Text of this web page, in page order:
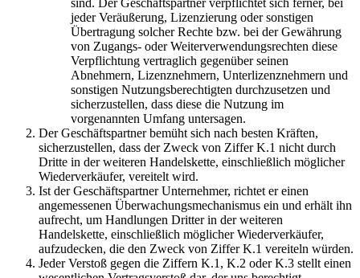
jeder Veräußerung, Lizenzierung oder sonstigen
Übertragung solcher Rechte bzw. bei der Gewährung
von Zugangs- oder Weiterverwendungsrechten diese
Verpflichtung vertraglich gegenüber seinen
Abnehmern, Lizenznehmern, Unterlizenznehmern und
sonstigen Nutzungsberechtigten durchzusetzen und
sicherzustellen, dass diese die Nutzung im
vorgenannten Umfang untersagen.
Der Geschäftspartner bemüht sich nach besten Kräften,
sicherzustellen, dass der Zweck von Ziffer K.1 nicht durch
Dritte in der weiteren Handelskette, einschließlich möglicher
Wiederverkäufer, vereitelt wird.
Ist der Geschäftspartner Unternehmer, richtet er einen
angemessenen Überwachungsmechanismus ein und erhält ihn
aufrecht, um Handlungen Dritter in der weiteren
Handelskette, einschließlich möglicher Wiederverkäufer,
aufzudecken, die den Zweck von Ziffer K.1 vereiteln würden.
Jeder Verstoß gegen die Ziffern K.1, K.2 oder K.3 stellt einen